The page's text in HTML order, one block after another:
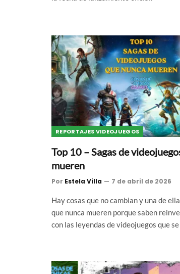
REPORTAJES VIDEOJUEGOS
Top 10 – Sagas de
mueren
Por Estela Villa 7 de abril de 2026
Hay cosas que no cambian y una de
que nunca mueren porque saben
con las leyendas de videojuegos que